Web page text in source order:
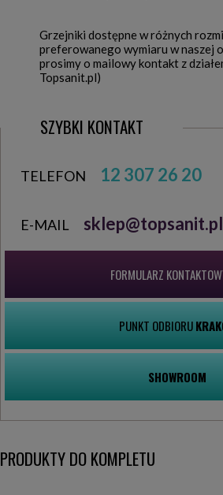
Grzejniki dostępne w różnych
preferowanego wymiaru w naszej
prosimy o mailowy kontakt z
Topsanit.pl)
SZYBKI KONTAKT
TELEFON 12 307 26 20
E-MAIL sklep@topsanit.pl
FORMULARZ
PUNKT ODBIORU
SHOWROOM
PRODUKTY DO KOMPLETU